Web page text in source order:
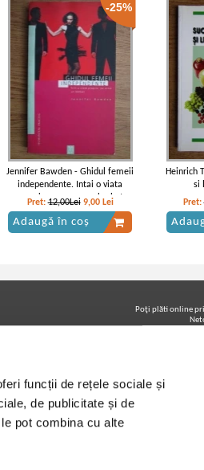
funcții de rețele sociale și
de publicitate și de
pot combina cu alte
-25%
Jennifer Bawden - Ghidul femeii
independente. Intai o viata
proprie, pe urma un barbat
Pret:12,00Lei 9,00 Lei
Adaugă în coș
Heinrich
si
Pret:
uri
Poţi plăti online
Urmăreşte-ne pe